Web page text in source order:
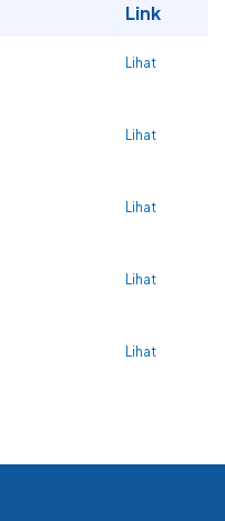
Link
Lihat
Lihat
Lihat
Lihat
Lihat